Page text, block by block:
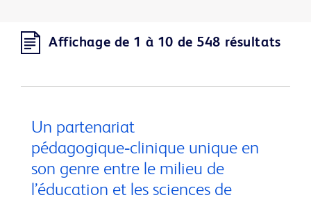
Affichage de 1 à 10 de 548 résultats
Un partenariat
pédagogique‑clinique unique en
son genre entre le milieu de
l’éducation et les sciences de